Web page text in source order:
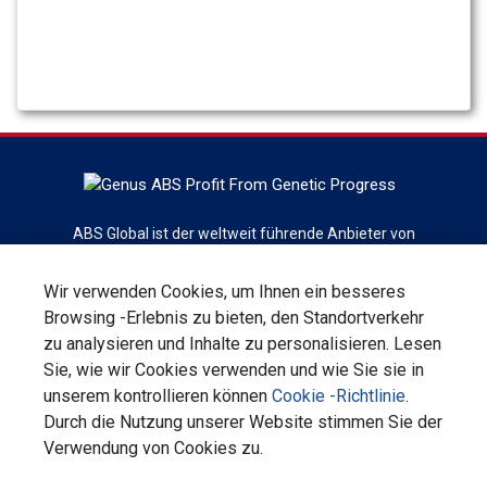
Wir verwenden Cookies, um Ihnen ein besseres
Browsing -Erlebnis zu bieten, den Standortverkehr
zu analysieren und Inhalte zu personalisieren. Lesen
Sie, wie wir Cookies verwenden und wie Sie sie in
unserem kontrollieren können Cookie -Richtlinie.
Durch die Nutzung unserer Website stimmen Sie der
Verwendung von Cookies zu.
ABS Global ist der weltweit führende Anbieter von
Global ist eine Abteilung von Genus plc
Anmeldung für Newsletter
Kontaktieren Sie uns Datenschutzerklärung
Allgemeine Geschäftsbedingungen
Unternehmerische Verantwortung